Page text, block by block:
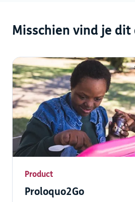
Misschien vind je dit
Product
Proloquo2Go